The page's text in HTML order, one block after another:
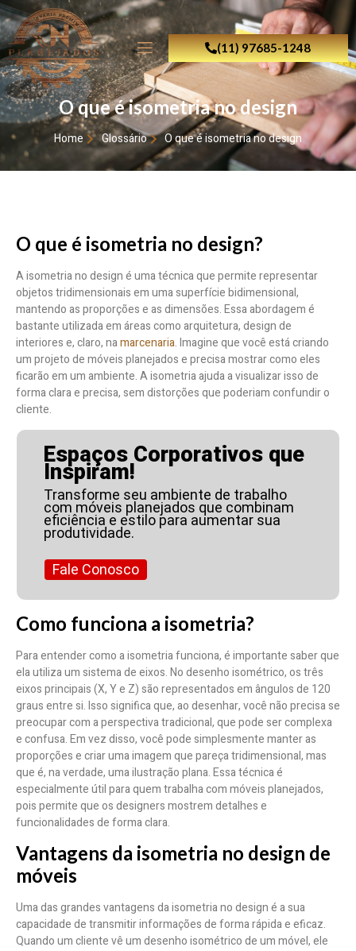
(11) 97685-1248
O que é isometria no design
Home Glossário O que é isometria no design
O que é isometria no design?
A isometria no design é uma técnica que permite representar
objetos tridimensionais em uma superfície bidimensional,
mantendo as proporções e as dimensões. Essa abordagem é
bastante utilizada em áreas como arquitetura, design de
interiores e, claro, namarcenaria. Imagine que você está criando
um projeto de móveis planejados e precisa mostrar como eles
ficarão em um ambiente. A isometria ajuda a visualizar isso de
forma clara e precisa, sem distorções que poderiam confundir o
cliente.
Espaços Corporativos que
Inspiram!
Transforme seu ambiente de trabalho
com móveis planejados que combinam
eficiência e estilo para aumentar sua
produtividade.
Fale Conosco
Como funciona a isometria?
Para entender como a isometria funciona, é importante saber que
ela utiliza um sistema de eixos. No desenho isométrico, os três
eixos principais (X, Y e Z) são representados em ângulos de 120
graus entre si. Isso significa que, ao desenhar, você não precisa se
preocupar com a perspectiva tradicional, que pode ser complexa
e confusa. Em vez disso, você pode simplesmente manter as
proporções e criar uma imagem que pareça tridimensional, mas
que é, na verdade, uma ilustração plana. Essa técnica é
especialmente útil para quem trabalha com móveis planejados,
pois permite que os designers mostrem detalhes e
funcionalidades de forma clara.
Vantagens da isometria no design de
móveis
Uma das grandes vantagens da isometria no design é a sua
capacidade de transmitir informações de forma rápida e eficaz.
Quando um cliente vê um desenho isométrico de um móvel, ele